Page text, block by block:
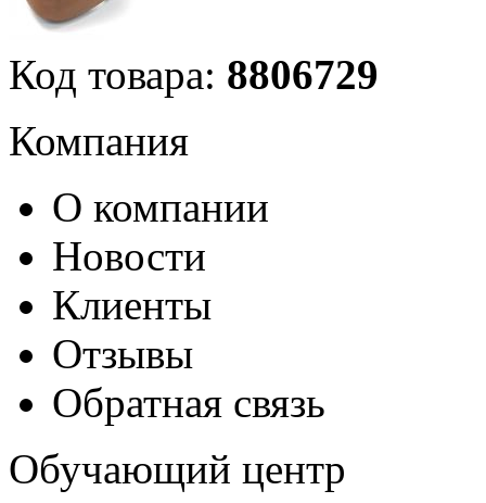
Код товара: 8806729
Компания
О компании
Новости
Клиенты
Отзывы
Обратная связь
Обучающий центр